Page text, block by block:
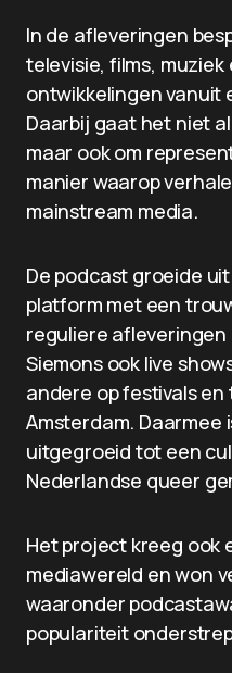
In de afleveringen
televisie, films,
ontwikkelingen vanuit
Daarbij gaat het niet
maar ook om
manier waarop
mainstream media.
De podcast groeide
platform met een
reguliere
Siemons ook live
andere op festivals en
Amsterdam. Daarmee
uitgegroeid tot een
Nederlandse queer
Het project kreeg ook
mediawereld en won
waaronder
populariteit